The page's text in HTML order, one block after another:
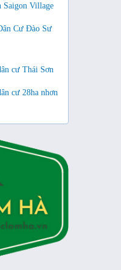
Saigon Village
Cư Đào Sư
cư Thái Sơn
cư 28ha nhơn